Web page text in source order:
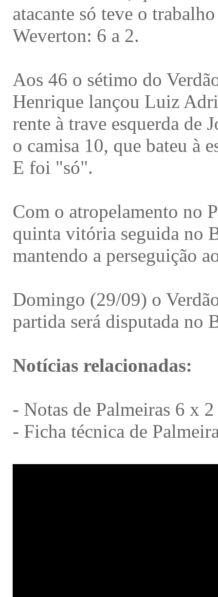
atacante só teve o
Weverton: 6 a 2.
Aos 46 o sétimo do
Henrique lançou Luiz
rente à trave esquerda de
o camisa 10, que bateu à
E foi "só".
Com o atropelamento no
quinta vitória seguida no
mantendo a perseguição
Domingo (29/09) o
partida será disputada no
Notícias relacionadas:
- Notas de Palmeiras 6 x
- Ficha técnica de